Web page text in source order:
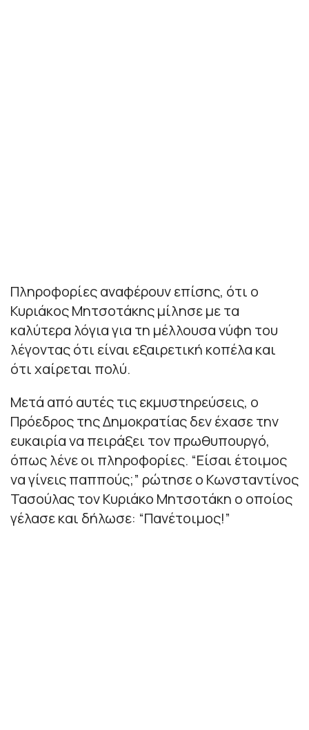
Πληροφορίες αναφέρουν επίσης, ότι ο
Κυριάκος Μητσοτάκης μίλησε με τα
καλύτερα λόγια για τη μέλλουσα νύφη του
λέγοντας ότι είναι εξαιρετική κοπέλα και
ότι χαίρεται πολύ.
Μετά από αυτές τις εκμυστηρεύσεις, ο
Πρόεδρος της Δημοκρατίας δεν έχασε την
ευκαιρία να πειράξει τον πρωθυπουργό,
όπως λένε οι πληροφορίες. “Είσαι έτοιμος
να γίνεις παππούς;” ρώτησε ο Κωνσταντίνος
Τασούλας τον Κυριάκο Μητσοτάκη ο οποίος
γέλασε και δήλωσε: “Πανέτοιμος!”